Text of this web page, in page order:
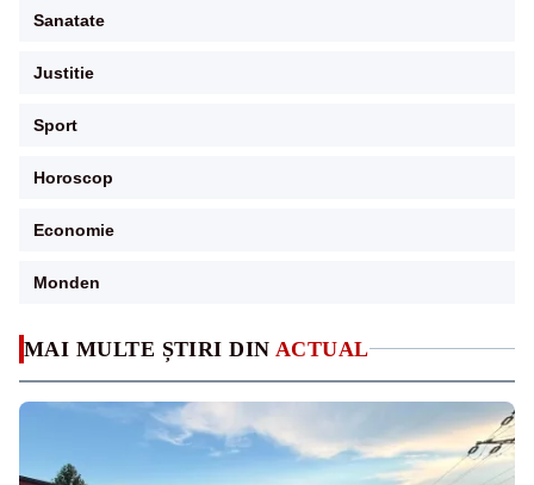
MAI MULTE ȘTIRI DIN ACTUAL
Sanatate
Justitie
Sport
Horoscop
Economie
Monden